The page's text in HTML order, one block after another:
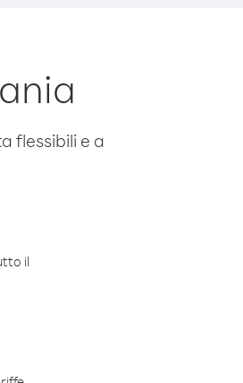
flessibili e a
il